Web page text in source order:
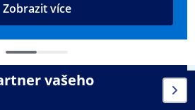
Zobrazit více
vašeho